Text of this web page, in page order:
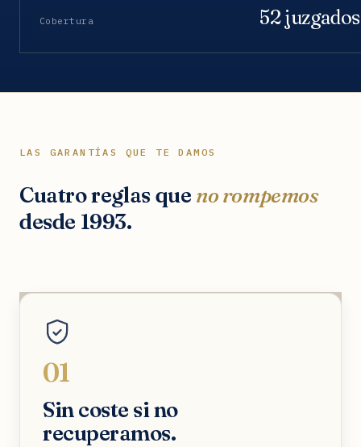
Cobertura 52 juzgados
LAS GARANTÍAS QUE TE DAMOS
Cuatro reglas que no rompemos
desde 1993.
01
Sin coste si no
recuperamos.